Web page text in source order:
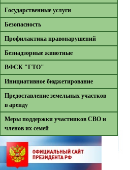
Государственные услуги
Безопасность
Профилактика правонарушений
Безнадзорные животные
ВФСК "ГТО"
Инициативное бюджетирование
Предоставление земельных участков
в аренду
Меры поддержки участников СВО и
членов их семей